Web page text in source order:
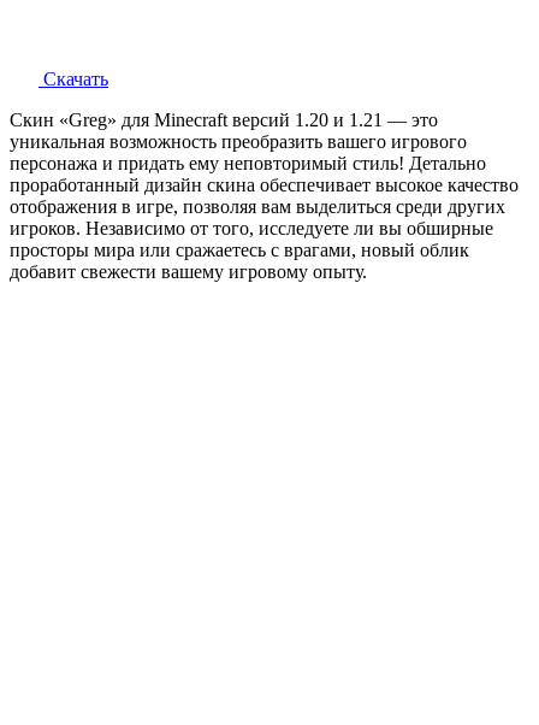
Скачать
Скин «Greg» для Minecraft версий 1.20 и 1.21 — это
уникальная возможность преобразить вашего игрового
персонажа и придать ему неповторимый стиль! Детально
проработанный дизайн скина обеспечивает высокое качество
отображения в игре, позволяя вам выделиться среди других
игроков. Независимо от того, исследуете ли вы обширные
просторы мира или сражаетесь с врагами, новый облик
добавит свежести вашему игровому опыту.